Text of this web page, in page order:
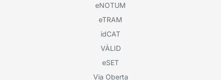
eNOTUM
eTRAM
idCAT
VÀLID
eSET
Via Oberta